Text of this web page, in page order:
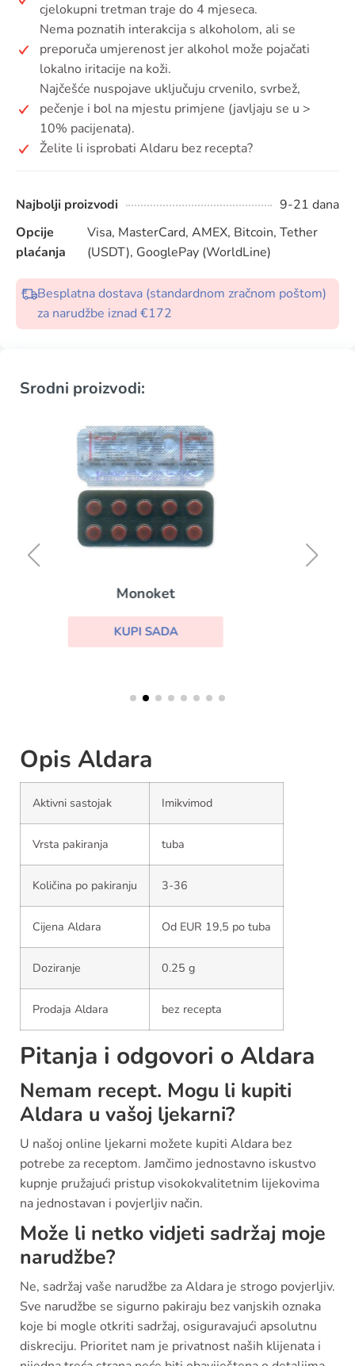
cjelokupni tretman traje do 4 mjeseca.
Nema poznatih interakcija s alkoholom, ali se
preporuča umjerenost jer alkohol može pojačati
lokalno iritacije na koži.
Najčešće nuspojave uključuju crvenilo, svrbež,
pečenje i bol na mjestu primjene (javljaju se u >
10% pacijenata).
Želite li isprobati Aldaru bez recepta?
Najbolji proizvodi
9-21 dana
Opcije
plaćanja
Visa, MasterCard, AMEX, Bitcoin, Tether
(USDT), GooglePay (WorldLine)
Besplatna dostava (standardnom zračnom poštom)
za narudžbe iznad €172
Srodni proizvodi:
Plaquenil
KUPI SADA
Opis Aldara
Aktivni sastojak Imikvimod
Vrsta pakiranja tuba
Količina po pakiranju 3-36
Cijena Aldara Od EUR 19,5 po tuba
Doziranje 0.25 g
Prodaja Aldara bez recepta
Pitanja i odgovori o Aldara
Nemam recept. Mogu li kupiti
Aldara u vašoj ljekarni?
U našoj online ljekarni možete kupiti Aldara bez
potrebe za receptom. Jamčimo jednostavno iskustvo
kupnje pružajući pristup visokokvalitetnim lijekovima
na jednostavan i povjerljiv način.
Može li netko vidjeti sadržaj moje
narudžbe?
Ne, sadržaj vaše narudžbe za Aldara je strogo povjerljiv.
Sve narudžbe se sigurno pakiraju bez vanjskih oznaka
koje bi mogle otkriti sadržaj, osiguravajući apsolutnu
diskreciju. Prioritet nam je privatnost naših klijenata i